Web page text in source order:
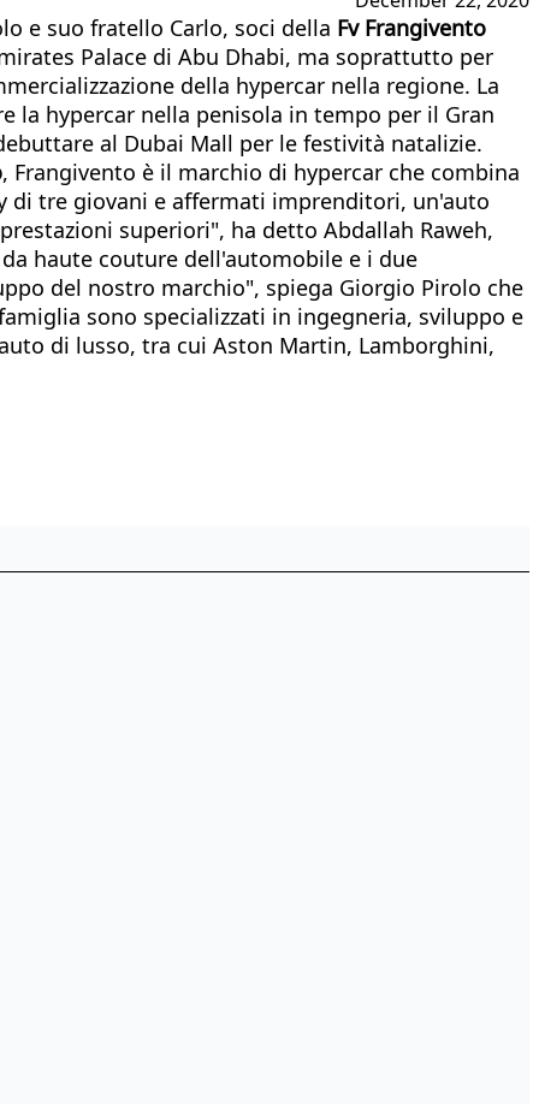
e suo fratello Carlo, soci della Fv Frangivento
Palace di Abu Dhabi, ma soprattutto per
della hypercar nella regione. La
la hypercar nella penisola in tempo per il Gran
al Dubai Mall per le festività natalizie.
, Frangivento è il marchio di hypercar che combina
di tre giovani e affermati imprenditori, un'auto
superiori", ha detto Abdallah Raweh,
haute couture dell'automobile e i due
del nostro marchio", spiega Giorgio Pirolo che
sono specializzati in ingegneria, sviluppo e
di lusso, tra cui Aston Martin, Lamborghini,